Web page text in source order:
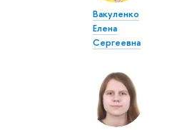
Вакуленко
Елена
Сергеевна